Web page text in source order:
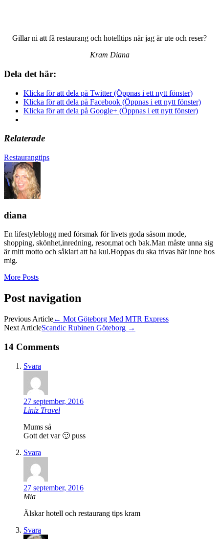
Gillar ni att få restaurang och hotelltips när jag är ute och reser?
Kram Diana
Dela det här:
Klicka för att dela på Twitter (Öppnas i ett nytt fönster)
Klicka för att dela på Facebook (Öppnas i ett nytt fönster)
Klicka för att dela på Google+ (Öppnas i ett nytt fönster)
Relaterade
Restaurangtips
diana
En lifestyleblogg med försmak för livets goda såsom mode,
shopping, skönhet,inredning, resor,mat och bak.Man måste unna sig
är mitt motto och såklart att ha kul.Hoppas du ska trivas här inne hos
mig.
More Posts
Post navigation
Previous Article← Mot Göteborg Med MTR Express
Next ArticleScandic Rubinen Göteborg →
14 Comments
Svara
27 september, 2016
Liniz Travel
Mums så
Gott det var 🙂 puss
Svara
27 september, 2016
Mia
Älskar hotell och restaurang tips kram
Svara